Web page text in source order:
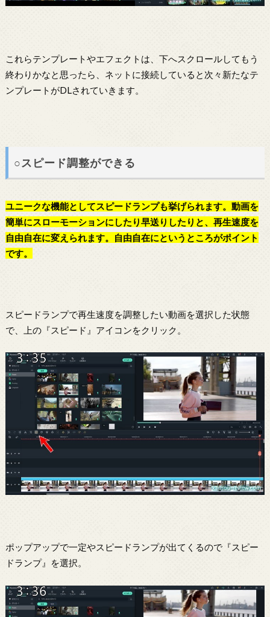
これらテンプレートやエフェクトは、下へスクロールしてもう
終わりかなと思ったら、ネットに接続していると次々新たなテ
ンプレートがDLされていきます。
○スピード調整ができる
ユニークな機能としてスピードランプも挙げられます。動画を
簡単にスローモーションにしたり早送りしたりと、再生速度を
自由自在に変えられます。自由自在にというところがポイント
です。
スピードランプで再生速度を調整したい動画を選択した状態
で、上の『スピード』アイコンをクリック。
ポップアップで一定やスピードランプが出てくるので『スピー
ドランプ』を選択。